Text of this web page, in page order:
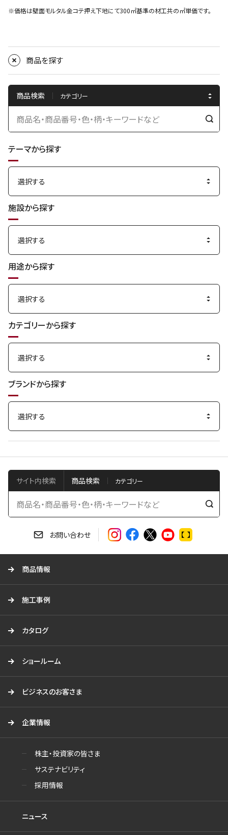
※価格は壁面モルタル金コテ押え下地にて300㎡基準の材工共の㎡単価です。
商品を探す
商品検索
検
テーマから探す
施設から探す
用途から探す
カテゴリーから探す
ブランドから探す
サイト内検索 商品検索
検
お問い合わせ
商品情報
施工事例
カタログ
ショールーム
ビジネスのお客さま
企業情報
株主・投資家の皆さま
サステナビリティ
採用情報
ニュース